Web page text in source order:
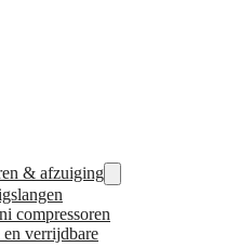
& afzuiging
compressoren
en verrijdbare